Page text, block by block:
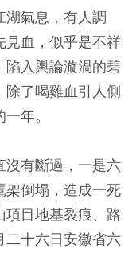
湖氣息，有人調
見血，似乎是不祥
陷入輿論漩渦的碧
除了喝雞血引人側
年。
沒有斷過，一是六
架倒塌，造成一死
項目地基裂痕、路
二十六日安徽省六